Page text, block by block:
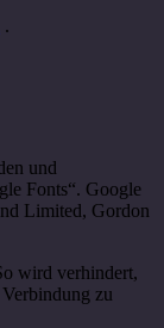
.
und
Fonts“. Google
Limited, Gordon
wird verhindert,
zu